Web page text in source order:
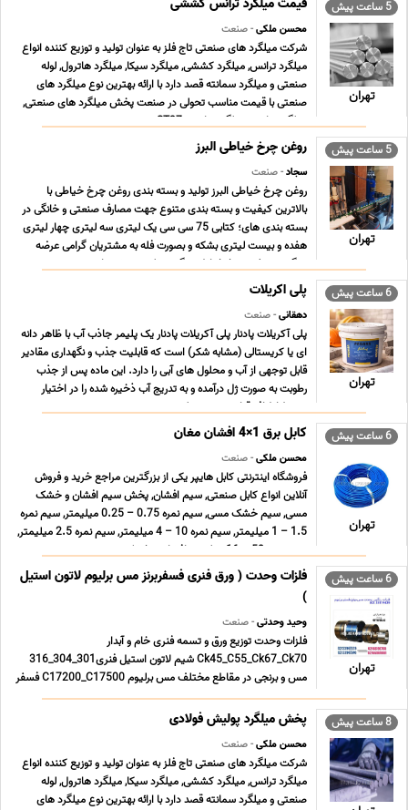
5 ساعت پیش
تهران
محسن ملکی- صنعت
شرکت میلگرد های صنعتی تاج فلز به عنوان تولید و توزیع کننده انواع
میلگرد ترانس, میلگرد کششی, میلگرد سیکا, میلگرد هاترول, لوله
صنعتی و میلگرد سمانته قصد دارد با ارائه بهترین نوع میلگرد های
صنعتی با قیمت مناسب تحولی در صنعت پخش میلگرد های صنعتی,
میلگرد ترانس, میلگرد ترانسی ST37 , می ... ...
5 ساعت پیش
تهران
روغن چرخ خیاطی البرز
سجاد- صنعت
روغن چرخ خیاطی البرز تولید و بسته بندی روغن چرخ خیاطی با
بالاترین کیفیت و بسته بندی متنوع جهت مصارف صنعتی و خانگی در
بسته بندی های؛ کتابی 75 سی سی یک لیتری سه لیتری چهار لیتری
هفده و بیست لیتری بشکه و بصورت فله به مشتریان گرامی عرضه
میگردد. روغن چرخ خیاطی چگونه تولید می شود اهمیت ... ...
6 ساعت پیش
تهران
پلی اکریلات
دهقانی- صنعت
پلی آکریلات پادنار پلی آکریلات پادنار یک پلیمر جاذب آب با ظاهر دانه
ای یا کریستالی (مشابه شکر) است که قابلیت جذب و نگهداری مقادیر
قابل توجهی از آب و محلول های آبی را دارد. این ماده پس از جذب
رطوبت به صورت ژل درآمده و به تدریج آب ذخیره شده را در اختیار
محیط اطراف قرار می دهد. پلی ... ...
6 ساعت پیش
تهران
کابل برق 1×4 افشان مغان
محسن ملکی- صنعت
فروشگاه اینترنتی کابل هایپر یکی از بزرگترین مراجع خرید و فروش
آنلاین انواع کابل صنعتی, سیم افشان, پخش سیم افشان و خشک
مسی, سیم خشک مسی, سیم نمره 0.75 – 0.25 میلیمتر, سیم نمره
1.5 – 1 میلیمتر, سیم نمره 10 – 4 میلیمتر, سیم نمره 2.5 میلیمتر,
سیم نمره 50 – 16 میلیمتر افشان و خشک زمین ... ...
6 ساعت پیش
تهران
فلزات وحدت ( ورق فنری فسفربرنز مس برلیوم لاتون استیل
)
وحید وحدتی- صنعت
فلزات وحدت توزیع ورق و تسمه فنری خام و آبدار
Ck45_C55_Ck67_Ck70 شیم لاتون استیل فنری301_304_316
مس و برنجی در مقاطع مختلف مس برلیوم C17200_C17500 فسفر
برنز Cusn6_Cusn8 آلومینیوم معمولی و آلیاژی
021.33119429 شعبه شادآباد 021.66196708 0 ... ...
8 ساعت پیش پخش میلگرد پولیش فولادی
محسن ملکی- صنعت
شرکت میلگرد های صنعتی تاج فلز به عنوان تولید و توزیع کننده انواع
میلگرد ترانس, میلگرد کششی, میلگرد سیکا, میلگرد هاترول, لوله
صنعتی و میلگرد سمانته قصد دارد با ارائه بهترین نوع میلگرد های